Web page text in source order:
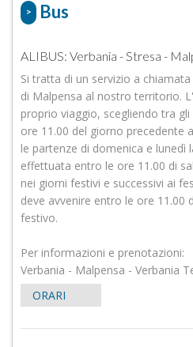
> Bus
ALIBUS: Verbania - Stresa -
Si tratta di un servizio a
di Malpensa al nostro territorio.
proprio viaggio, scegliendo tra
ore 11.00 del giorno precedente
le partenze di domenica e lunedì
effettuata entro le ore 11.00 di
nei giorni festivi e successivi ai
deve avvenire entro le ore 11.00
festivo.
Per informazioni e prenotazioni:
Verbania - Malpensa - Verbania
ORARI